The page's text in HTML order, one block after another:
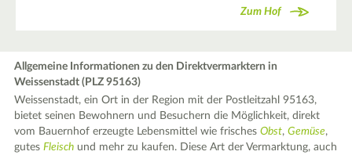
Zum Hof
Allgemeine Informationen zu den Direktvermarktern in
Weissenstadt (PLZ 95163)
Weissenstadt, ein Ort in der Region mit der Postleitzahl 95163,
bietet seinen Bewohnern und Besuchern die Möglichkeit, direkt
vom Bauernhof erzeugte Lebensmittel wie frischesObst,Gemüse,
gutesFleisch und mehr zu kaufen. Diese Art der Vermarktung, auch